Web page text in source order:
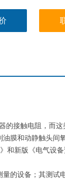
的接触电阻，而
膜和动静触头间
和新版《电气设
的设备；其测试